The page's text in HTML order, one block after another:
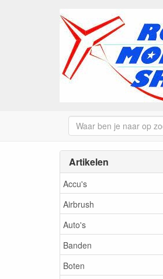
Artikelen
Accu's
Airbrush
Auto's
Banden
Boten